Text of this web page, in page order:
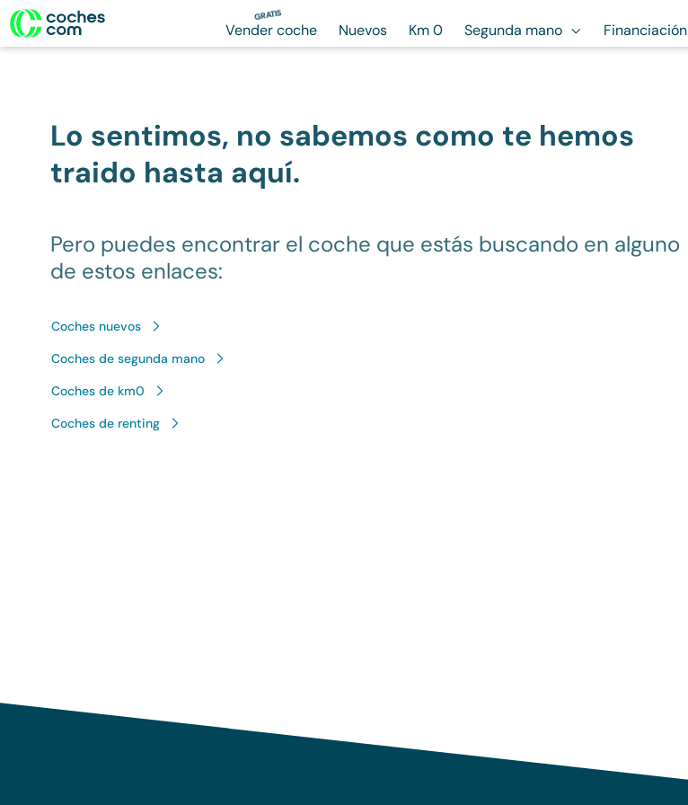
GRATIS
Vender coche Nuevos Km 0 Segunda mano Financiación
Lo sentimos, no sabemos como te hemos
traido hasta aquí.
Pero puedes encontrar el coche que estás buscando en alguno
de estos enlaces:
Coches nuevos
Coches de segunda mano
Coches de km0
Coches de renting